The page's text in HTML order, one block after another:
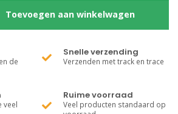
Toevoegen aan winkelwagen
de
Snelle verzending
Verzenden met track en trace
veel
Ruime voorraad
Veel producten standaard op